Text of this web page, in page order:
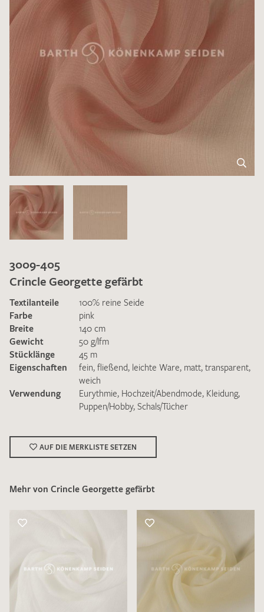
Ich bin damit einverstanden, dass meine angegebenen Daten
zur Beantwortung meiner Musteranfrage genutzt werden.
DieDatenschutzbestimmungenhabe ich zur Kenntnis
genommen und akzeptiere diese.
3009-405
Crincle Georgette gefärbt
Textilanteile
100% reine Seide
Farbe
pink
Breite
140 cm
Gewicht
50 g/lfm
Stücklänge
45 m
Eigenschaften
fein, fließend, leichte Ware, matt, transparent,
weich
Verwendung
Eurythmie, Hochzeit/Abendmode, Kleidung,
Puppen/Hobby, Schals/Tücher
AUF DIE MERKLISTE SETZEN
Mehr von Crincle Georgette gefärbt